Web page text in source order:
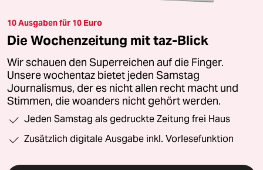
10 Ausgaben für 10 Euro
Die Wochenzeitung mit taz-Blick
Wir schauen den Superreichen auf die Finger.
Unsere wochentaz bietet jeden Samstag
Journalismus, der es nicht allen recht macht und
Stimmen, die woanders nicht gehört werden.
Jeden Samstag als gedruckte Zeitung frei Haus
Zusätzlich digitale Ausgabe inkl. Vorlesefunktion